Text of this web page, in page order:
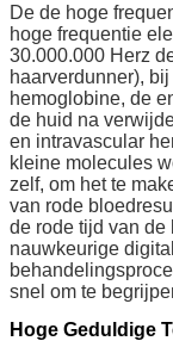
De de hoge
hoge frequentie
30.000.000 Herz
haarverdunner),
hemoglobine, de
de huid na
en intravascular
kleine molecules
zelf, om het te
van rode
de rode tijd van de
nauwkeurige
snel om te
Hoge Geduldige